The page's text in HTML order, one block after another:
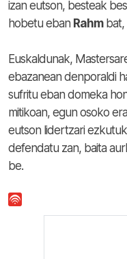
izan eutson, besteak
hobetu eban Rahmbat,
Euskaldunak,
ebazanean denporaldi
sufritu eban domeka
mitikoan, egun osoko
eutson lidertzari
defendatu zan, baita
be.